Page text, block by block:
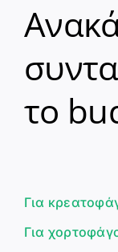
το
Για
Για